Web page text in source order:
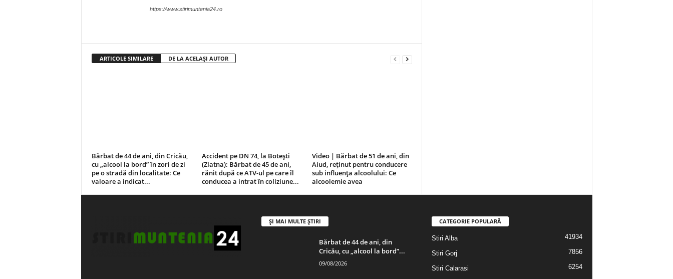
https://www.stirimuntenia24.ro
ARTICOLE SIMILARE DE LA ACELAȘI AUTOR
Bărbat de 44 de ani, din Cricău,
cu „alcool la bord” în zori de zi
pe o stradă din localitate: Ce
valoare a indicat...
Accident pe DN 74, la Botești
(Zlatna): Bărbat de 45 de ani,
rănit după ce ATV-ul pe care îl
conducea a intrat în coliziune...
Video | Bărbat de 51 de ani, din
Aiud, reținut pentru conducere
sub influența alcoolului: Ce
alcoolemie avea
ȘI MAI MULTE ȘTIRI
Bărbat de 44 de ani, din
Cricău, cu „alcool la bord”...
09/08/2026
CATEGORIE POPULARĂ
Stiri Alba 41934
Stiri Gorj 7856
Stiri Calarasi
6254